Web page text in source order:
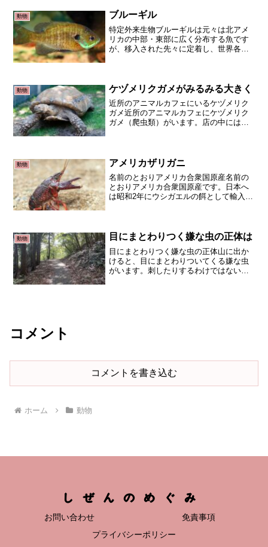
動物 ブルーギル
特定外来生物ブルーギルは元々は北アメ
リカの中部・東部に広く分布する魚です
が、移入された先々に定着し、世界各地
汚染などにも適応力があ...
動物 ケヅメリクガメがみるみる大きく
近所のアニマルカフェにいるケヅメリク
ガメ近所のアニマルカフェにケヅメリク
ガメ（爬虫類）がいます。店の中には入
クガメはアフリカ原産でサ...
動物 アメリカザリガニ
名前のとおりアメリカ合衆国原産名前の
とおりアメリカ合衆国原産です。日本へ
は昭和2年にウシガエルの餌として輸入さ
か分布していないので、関...
動物 目にまとわりつく嫌な虫の正体は
目にまとわりつく嫌な虫の正体山に出か
けると、目にまとわりついてくる嫌な虫
がいます。刺したりするわけではないけ
コメント
コメントを書き込む
ホーム 動物
しぜんのめぐみ
お問い合わせ
免責事項
プライバシーポリシー